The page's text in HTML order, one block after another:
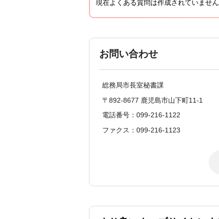
現在よくある質問は作成されていませ
お問い合わせ
総務局市長室秘書課
〒892-8677 鹿児島市山下町11-1
電話番号：099-216-1122
ファクス：099-216-1123